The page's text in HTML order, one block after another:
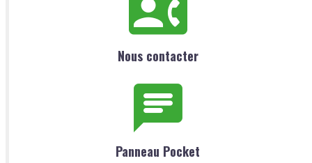
Nous contacter
Panneau Pocket